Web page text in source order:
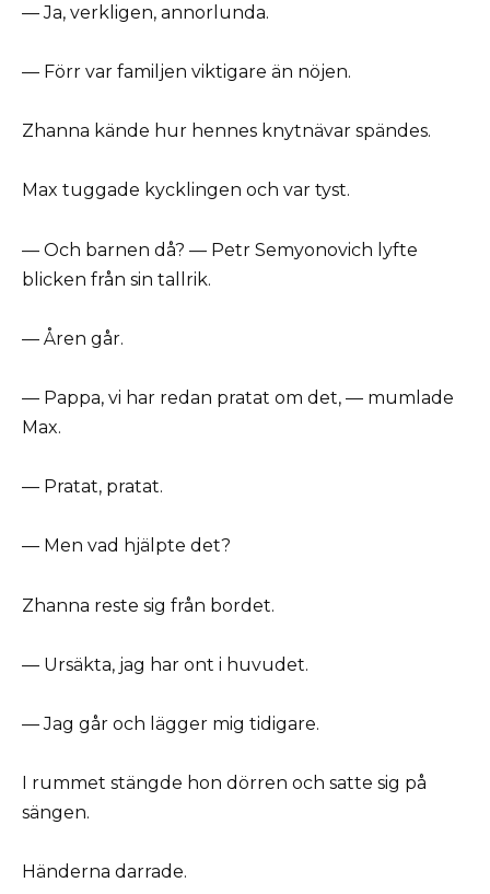
— Ja, verkligen, annorlunda.
— Förr var familjen viktigare än nöjen.
Zhanna kände hur hennes knytnävar spändes.
Max tuggade kycklingen och var tyst.
— Och barnen då? — Petr Semyonovich lyfte
blicken från sin tallrik.
— Åren går.
— Pappa, vi har redan pratat om det, — mumlade
Max.
— Pratat, pratat.
— Men vad hjälpte det?
Zhanna reste sig från bordet.
— Ursäkta, jag har ont i huvudet.
— Jag går och lägger mig tidigare.
I rummet stängde hon dörren och satte sig på
sängen.
Händerna darrade.